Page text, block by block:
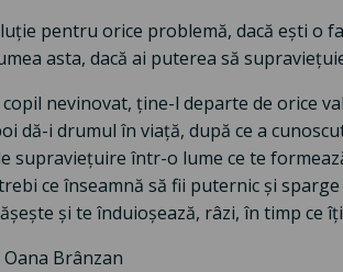
pentru orice problemă, dacă ești o
asta, dacă ai puterea să
copil nevinovat, ține-l departe de orice
dă-i drumul în viață, după ce a
supraviețuire într-o lume ce te
ce înseamnă să fii puternic și
și te înduioșează, râzi, în timp ce
Oana Brânzan